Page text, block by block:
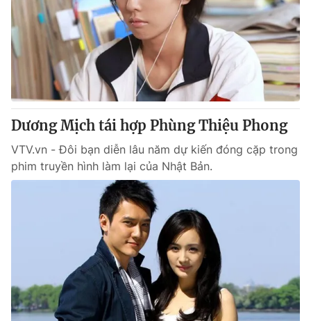
Dương Mịch tái hợp Phùng Thiệu Phong
VTV.vn - Đôi bạn diễn lâu năm dự kiến đóng cặp trong
phim truyền hình làm lại của Nhật Bản.